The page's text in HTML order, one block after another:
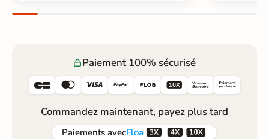
Paiement 100% sécurisé
     
Commandez maintenant, payez plus tard
Paiements avecFloa  